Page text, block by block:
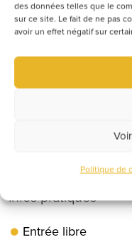
des données telles que le
sur ce site. Le fait de ne pas
avoir un effet négatif sur
Politique de
Salsa • Bachata •
Une ambiance
et s’amuser
Afterwork Latino
Planches,
Infos pratiques
Entrée libre